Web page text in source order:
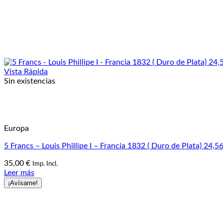
Vista Rápida
Sin existencias
Europa
5 Francs – Louis Phillipe I – Francia 1832 ( Duro de Plata)
35,00 € Imp. Incl.
Leer más
¡Avísame!